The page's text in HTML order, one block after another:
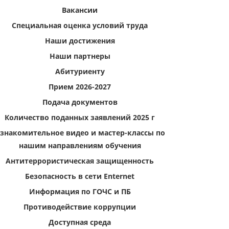
Вакансии
Специальная оценка условий труда
Наши достижения
Наши партнеры
Абитуриенту
Прием 2026-2027
Подача документов
Количество поданных заявлений 2025 г
видео и мастер-классы по
нашим направлениям обучения
Антитеррористическая защищенность
Безопасность в сети Enternet
Информация по ГОЧС и ПБ
Противодействие коррупции
Доступная среда